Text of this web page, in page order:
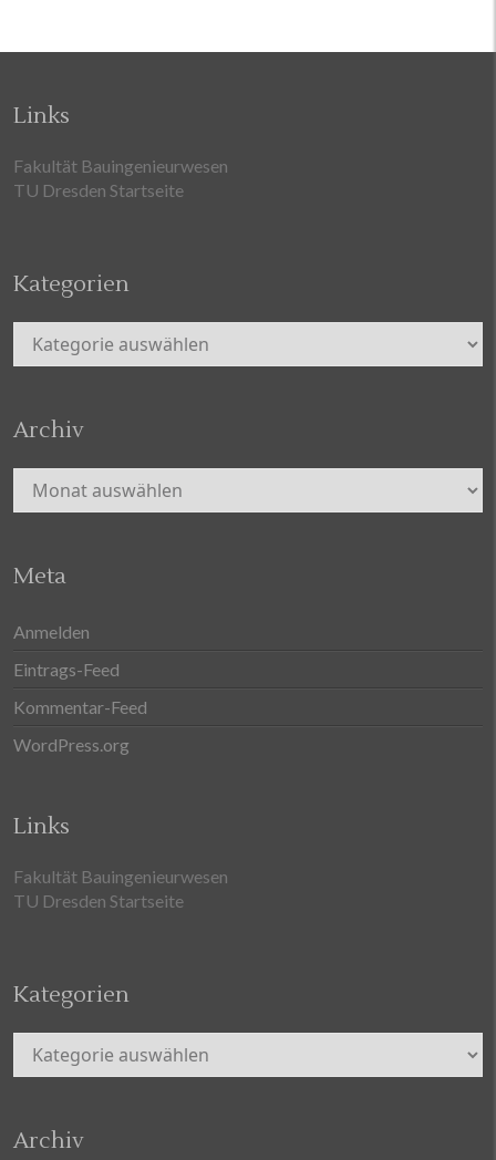
Links
Fakultät Bauingenieurwesen
TU Dresden Startseite
Kategorien
Kategorien
Archiv
Archiv
Meta
Anmelden
Eintrags-Feed
Kommentar-Feed
WordPress.org
Links
Fakultät Bauingenieurwesen
TU Dresden Startseite
Kategorien
Kategorien
Archiv